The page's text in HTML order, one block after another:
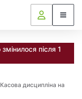
після 1
дисципліна на